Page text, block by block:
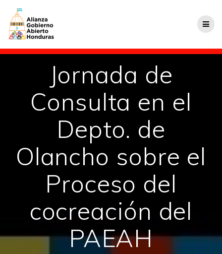
Jornada de
Consulta en el
Depto. de
Olancho sobre el
Proceso del
cocreación del
PAEAH